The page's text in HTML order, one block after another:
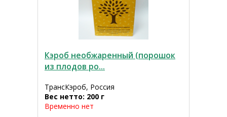
Кэроб необжаренный (порошок
из плодов ро...
ТрансКэроб, Россия
Вес нетто: 200 г
Временно нет